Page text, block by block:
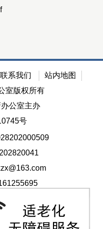
联系我们
站内地图
室版权所有
公室主办
号